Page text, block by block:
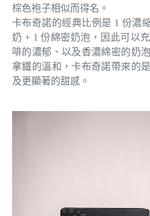
棕色袍子相似而得名。
卡布奇諾的經典比例是 1 份濃
奶 + 1 份綿密奶泡，因此可以
啡的濃郁、以及香濃綿密的奶
拿鐵的溫和，卡布奇諾帶來的
及更顯著的甜感。